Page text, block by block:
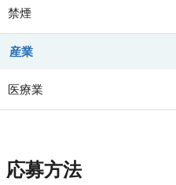
禁煙
産業
医療業
応募方法